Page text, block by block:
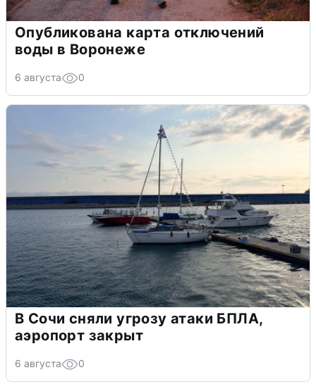
Опубликована карта отключений
воды в Воронеже
6 августа 0
В Сочи сняли угрозу атаки БПЛА,
аэропорт закрыт
6 августа 0